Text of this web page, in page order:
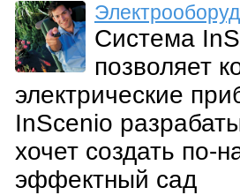
Система
позволяет
электрические
InScenio
хочет создать по-
эффектный сад